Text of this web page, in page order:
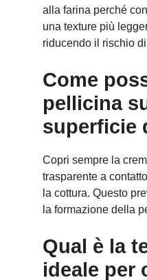
alla farina perché
una texture più
riducendo il rischio
Come
pellicina
superficie
Copri sempre la
trasparente a
la cottura. Questo
la formazione della
Qual è la
ideale per